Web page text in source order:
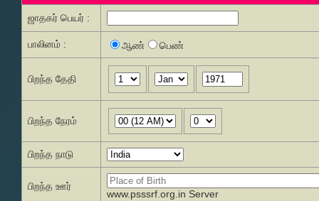
ஜாதகர் பெயர் :
பாலினம் : ஆண் பெண்
பிறந்த தேதி
பிறந்த நேரம்
பிறந்த நாடு
பிறந்த ஊர்
www.psssrf.org.in Server